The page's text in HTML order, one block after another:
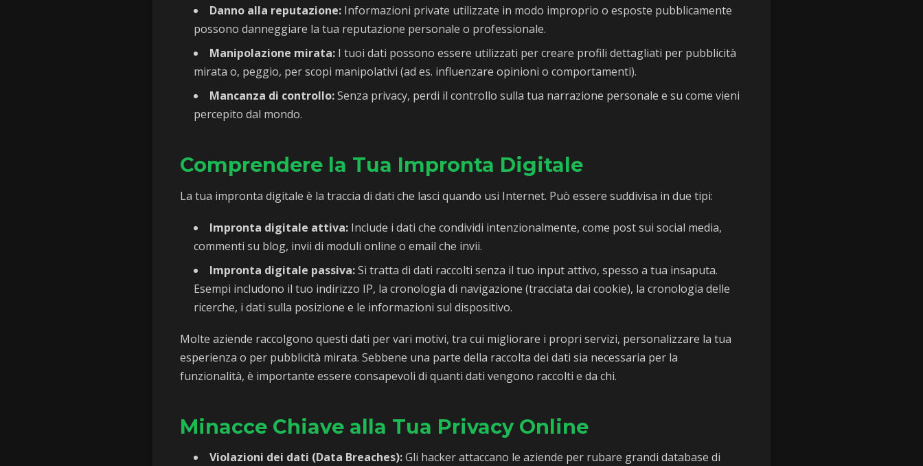
Danno alla reputazione: Informazioni private utilizzate in modo improprio o esposte pubblicamente
possono danneggiare la tua reputazione personale o professionale.
Manipolazione mirata: I tuoi dati possono essere utilizzati per creare profili dettagliati per pubblicità
mirata o, peggio, per scopi manipolativi (ad es. influenzare opinioni o comportamenti).
Mancanza di controllo:Senza privacy, perdi il controllo sulla tua narrazione personale e su come vieni
percepito dal mondo.
Comprendere la Tua Impronta Digitale
La tua impronta digitale è la traccia di dati che lasci quando usi Internet. Può essere suddivisa in due tipi:
Impronta digitale attiva: Include i dati che condividi intenzionalmente, come post sui social media,
commenti su blog, invii di moduli online o email che invii.
Impronta digitale passiva:Si tratta di dati raccolti senza il tuo input attivo, spesso a tua insaputa.
Esempi includono il tuo indirizzo IP, la cronologia di navigazione (tracciata dai cookie), la cronologia delle
ricerche, i dati sulla posizione e le informazioni sul dispositivo.
Molte aziende raccolgono questi dati per vari motivi, tra cui migliorare i propri servizi, personalizzare la tua
esperienza o per pubblicità mirata. Sebbene una parte della raccolta dei dati sia necessaria per la
funzionalità, è importante essere consapevoli di quanti dati vengono raccolti e da chi.
Minacce Chiave alla Tua Privacy Online
Violazioni dei dati (Data Breaches):Gli hacker attaccano le aziende per rubare grandi database di